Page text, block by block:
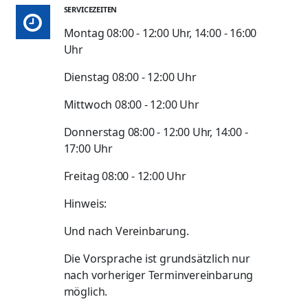
SERVICEZEITEN
Montag 08:00 - 12:00 Uhr, 14:00 - 16:00
Uhr
Dienstag 08:00 - 12:00 Uhr
Mittwoch 08:00 - 12:00 Uhr
Donnerstag 08:00 - 12:00 Uhr, 14:00 -
17:00 Uhr
Freitag 08:00 - 12:00 Uhr
Hinweis:
Und nach Vereinbarung.
Die Vorsprache ist grundsätzlich nur
nach vorheriger Terminvereinbarung
möglich.